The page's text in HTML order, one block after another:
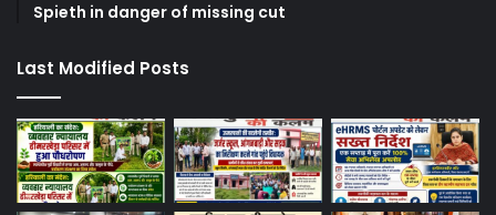
Spieth in danger of missing cut
Last Modified Posts